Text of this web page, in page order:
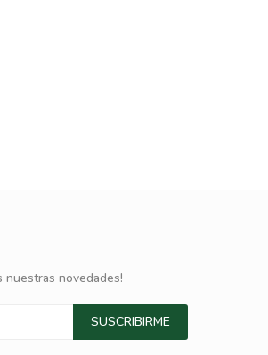
nuestras novedades!
SUSCRIBIRME